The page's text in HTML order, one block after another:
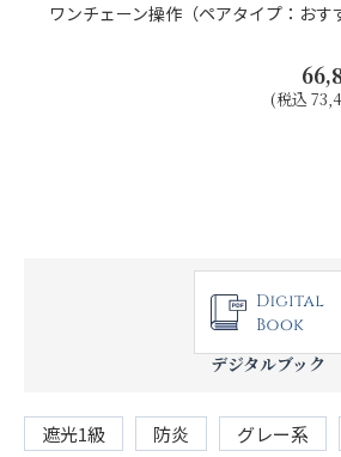
ワンチェーン操作（ペアタイプ：おす
(税込
デジタルブック
遮光1級 防炎 グレー系